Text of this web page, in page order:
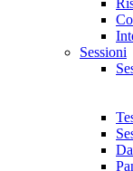
Sessioni